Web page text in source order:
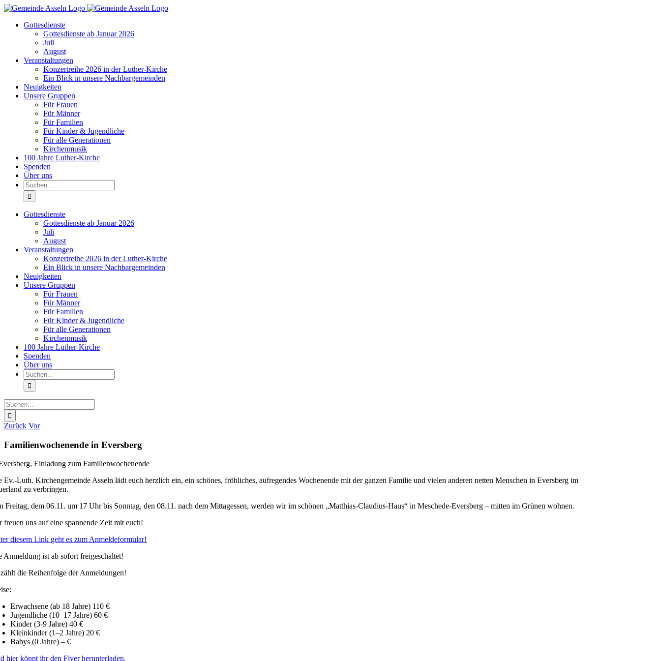
Zum
springenGottesdienste
Gottesdienste ab Januar 2026
Juli
August
Veranstaltungen
Konzertreihe 2026 in der Luther-Kirche
Ein Blick in unsere Nachbargemeinden
Neuigkeiten
Unsere Gruppen
Für Frauen
Für Männer
Für Familien
Für Kinder & Jugendliche
Für alle Generationen
Kirchenmusik
100 Jahre Luther-Kirche
Spenden
Über uns
Suche
nach:
Gottesdienste
Gottesdienste ab Januar 2026
Juli
August
Veranstaltungen
Konzertreihe 2026 in der Luther-Kirche
Ein Blick in unsere Nachbargemeinden
Neuigkeiten
Unsere Gruppen
Für Frauen
Für Männer
Für Familien
Für Kinder & Jugendliche
Für alle Generationen
Kirchenmusik
100 Jahre Luther-Kirche
Spenden
Über uns
Suche
nach:
Suche
nach:
Zurück Vor
Familienwochenende in Eversberg
Ev.-Luth. Kirchengemeinde Asseln lädt euch herzlich ein, ein schönes, fröhliches, aufregendes Wochenende mit der ganzen Familie und vielen anderen netten Menschen in Eversberg im
zu verbringen.
Freitag, dem 06.11. um 17 Uhr bis Sonntag, den 08.11. nach dem Mittagessen, werden wir im schönen „Matthias-Claudius-Haus“ in Meschede-Eversberg – mitten im Grünen wohnen.
freuen uns auf eine spannende Zeit mit euch!
diesem Link geht es zum Anmeldeformular!
Anmeldung ist ab sofort freigeschaltet!
die Reihenfolge der Anmeldungen!
Erwachsene (ab 18 Jahre) 110 €
Jugendliche (10–17 Jahre) 60 €
Kinder (3-9 Jahre) 40 €
Kleinkinder (1–2 Jahre) 20 €
Babys (0 Jahre) – €
hier könnt ihr den Flyer herunterladen.